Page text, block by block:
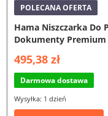
POLECANA OFERTA
Hama Niszczarka Do
Dokumenty Premium
495,38 zł
Darmowa dostawa
Wysyłka: 1 dzień